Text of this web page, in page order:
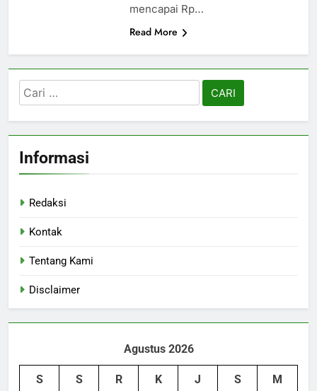
mencapai Rp…
Read More
Cari
untuk:
Informasi
Redaksi
Kontak
Tentang Kami
Disclaimer
Agustus 2026
S S R K J S M